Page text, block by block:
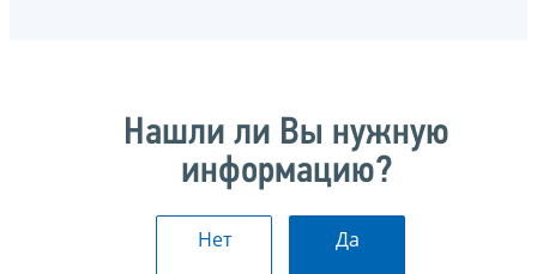
Нашли ли Вы нужную
информацию?
Нет Да